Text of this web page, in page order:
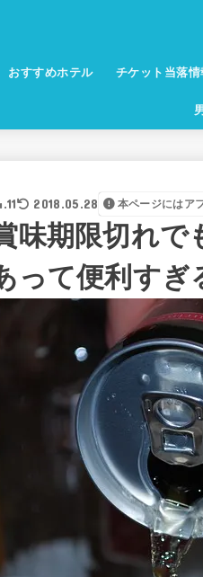
おすすめホテル チケット当落情
2018.05.28 本ページにはア
味期限切れ
って便利すぎ